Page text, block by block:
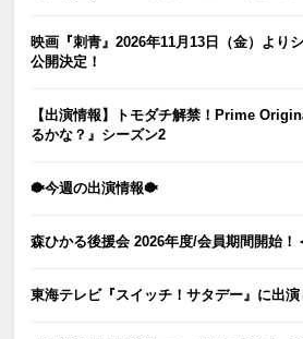
映画『刺青』2026年11月13日（金）より
公開決定！
【出演情報】トモダチ解禁！Prime
るかな？』シーズン2
🐡今週の出演情報🐡
森ひかる後援会 2026年度/会員期間開始！
東海テレビ『スイッチ！サタデー』に出演